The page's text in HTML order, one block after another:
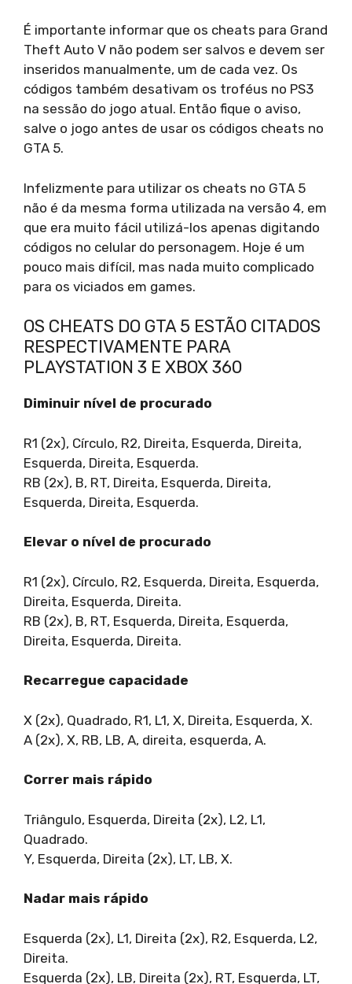
É importante informar que os cheats para Grand
Theft Auto V não podem ser salvos e devem ser
inseridos manualmente, um de cada vez. Os
códigos também desativam os troféus no PS3
na sessão do jogo atual. Então fique o aviso,
salve o jogo antes de usar os códigos cheats no
GTA 5.
Infelizmente para utilizar os cheats no GTA 5
não é da mesma forma utilizada na versão 4, em
que era muito fácil utilizá-los apenas digitando
códigos no celular do personagem. Hoje é um
pouco mais difícil, mas nada muito complicado
para os viciados em games.
OS CHEATS DO GTA 5 ESTÃO CITADOS
RESPECTIVAMENTE PARA
PLAYSTATION 3 E XBOX 360
Diminuir nível de procurado
R1 (2x), Círculo, R2, Direita, Esquerda, Direita,
Esquerda, Direita, Esquerda.
RB (2x), B, RT, Direita, Esquerda, Direita,
Esquerda, Direita, Esquerda.
Elevar o nível de procurado
R1 (2x), Círculo, R2, Esquerda, Direita, Esquerda,
Direita, Esquerda, Direita.
RB (2x), B, RT, Esquerda, Direita, Esquerda,
Direita, Esquerda, Direita.
Recarregue capacidade
X (2x), Quadrado, R1, L1, X, Direita, Esquerda, X.
A (2x), X, RB, LB, A, direita, esquerda, A.
Correr mais rápido
Triângulo, Esquerda, Direita (2x), L2, L1,
Quadrado.
Y, Esquerda, Direita (2x), LT, LB, X.
Nadar mais rápido
Esquerda (2x), L1, Direita (2x), R2, Esquerda, L2,
Direita.
Esquerda (2x), LB, Direita (2x), RT, Esquerda, LT,